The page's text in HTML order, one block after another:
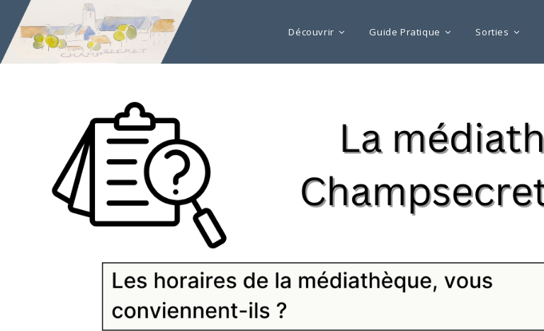
Découvrir Guide Pratique Sorties